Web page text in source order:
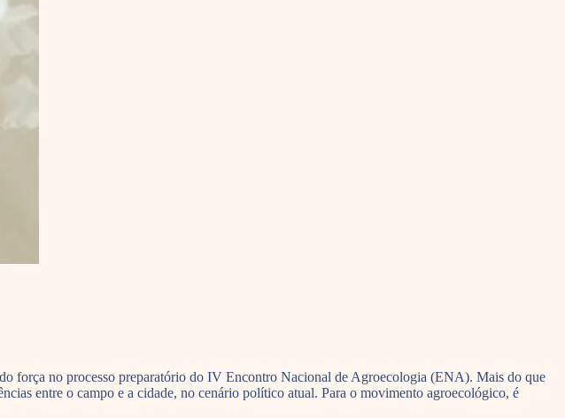
força no processo preparatório do IV Encontro Nacional de Agroecologia (ENA). Mais do que
entre o campo e a cidade, no cenário político atual. Para o movimento agroecológico, é